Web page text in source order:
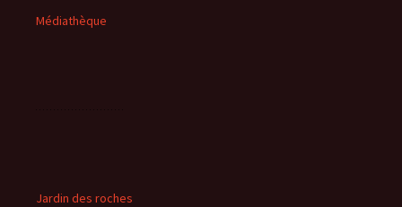
Médiathèque
Jardin des roches